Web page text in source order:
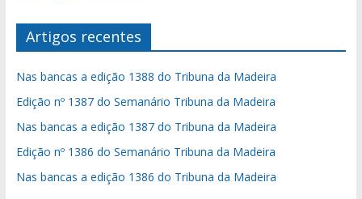
Artigos recentes
Nas bancas a edição 1388 do Tribuna da Madeira
Edição nº 1387 do Semanário Tribuna da Madeira
Nas bancas a edição 1387 do Tribuna da Madeira
Edição nº 1386 do Semanário Tribuna da Madeira
Nas bancas a edição 1386 do Tribuna da Madeira